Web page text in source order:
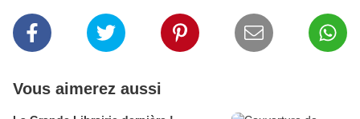
Vous aimerez aussi